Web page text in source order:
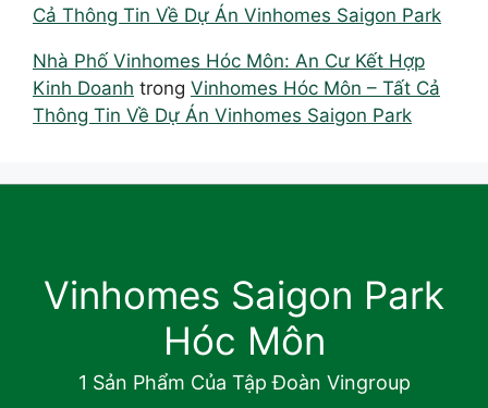
Cả Thông Tin Về Dự Án Vinhomes Saigon Park
Nhà Phố Vinhomes Hóc Môn: An Cư Kết Hợp
Kinh Doanh trong Vinhomes Hóc Môn – Tất Cả
Thông Tin Về Dự Án Vinhomes Saigon Park
Vinhomes Saigon Park
Hóc Môn
1 Sản Phẩm Của Tập Đoàn Vingroup